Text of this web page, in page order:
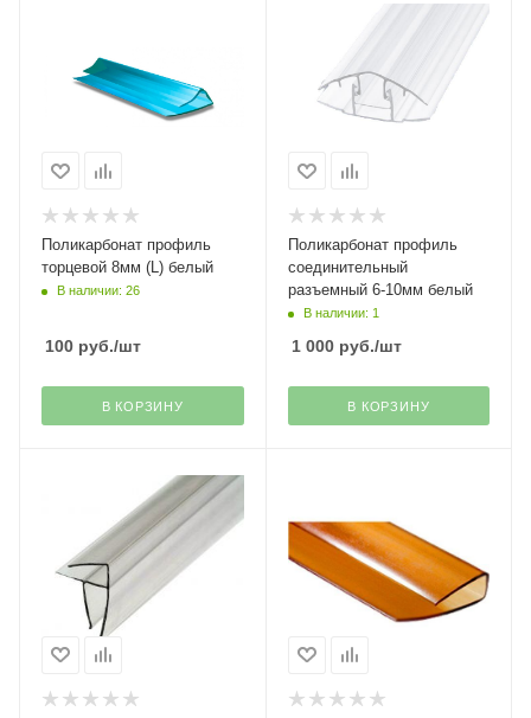
Поликарбонат профиль
торцевой 8мм (L) белый
В наличии: 26
100 руб./шт
В КОРЗИНУ
Поликарбонат профиль
соединительный
разъемный 6-10мм белый
В наличии: 1
1 000руб./шт
В КОРЗИНУ